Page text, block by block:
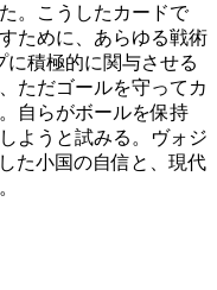
。こうしたカードで
ために、あらゆる戦術
積極的に関与させる
ただゴールを守ってカ
自らがボールを保持
ようと試みる。ヴォジ
た小国の自信と、現代